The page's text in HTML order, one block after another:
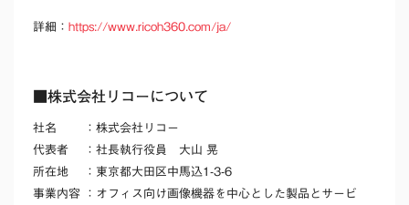
詳細： https://www.ricoh360.com/ja/
■株式会社リコーについて
社名
：株式会社リコー
代表者
：社長執行役員 大山 晃
所在地
：東京都大田区中馬込1-3-6
事業内容
：オフィス向け画像機器を中心とした製品とサービ